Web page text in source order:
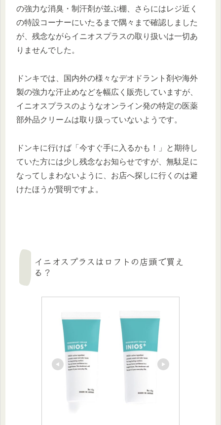
の強力な消臭・制汗剤が並ぶ棚、さらにはレジ近く
の特設コーナーにいたるまで隅々まで確認しました
が、残念ながらイニオスプラスの取り扱いは一切あ
りませんでした。
ドンキでは、国内外の様々なデオドラント剤や海外
製の強力な汗止めなどを幅広く販売していますが、
イニオスプラスのようなオンライン発の特定の医薬
部外品クリームは取り扱っていないようです。
ドンキに行けば「今すぐ手に入るかも！」と期待し
ていた方には少し残念なお知らせですが、無駄足に
なってしまわないように、お店へ探しに行くのは避
けたほうが賢明ですよ。
イニオスプラスはロフトの店頭で買え
る？